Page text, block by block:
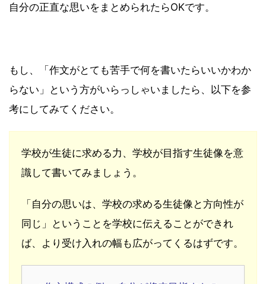
自分の正直な思いをまとめられたらOKです。
もし、「作文がとても苦手で何を書いたらいいかわか
らない」という方がいらっしゃいましたら、以下を参
考にしてみてください。
学校が生徒に求める力、学校が目指す生徒像を意
識して書いてみましょう。
「自分の思いは、学校の求める生徒像と方向性が
同じ」ということを学校に伝えることができれ
ば、より受け入れの幅も広がってくるはずです。